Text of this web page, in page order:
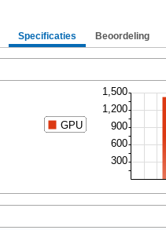
Specificaties Beoordeling